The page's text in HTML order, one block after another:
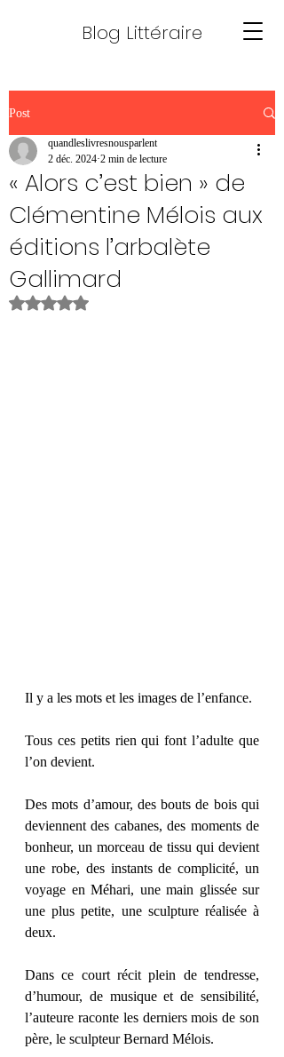
Blog Littéraire
Post
« Alors c’est bien » de
Clémentine Mélois aux
éditions l’arbalète
Gallimard
quandleslivresnousparlent
2 déc. 2024 2 min de lecture
Noté NaN étoiles sur 5.
Il y a les mots et les images de l’enfance.
Tous ces petits rien qui font l’adulte que
l’on devient.
Des mots d’amour, des bouts de bois qui
deviennent des cabanes, des moments de
bonheur, un morceau de tissu qui devient
une robe, des instants de complicité, un
voyage en Méhari, une main glissée sur
une plus petite, une sculpture réalisée à
deux.
Dans ce court récit plein de tendresse,
d’humour, de musique et de sensibilité,
l’auteure raconte les derniers mois de son
père, le sculpteur Bernard Mélois.